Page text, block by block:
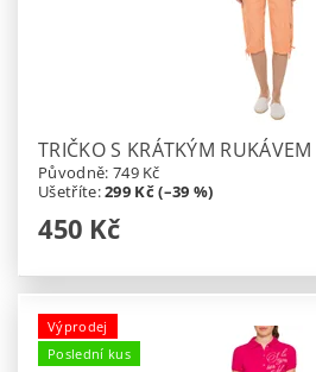
TRIČKO S KRÁTKÝM RUKÁVEM
Původně: 749 Kč
Ušetříte:299 Kč (–39 %)
450 Kč
Výprodej
Poslední kus